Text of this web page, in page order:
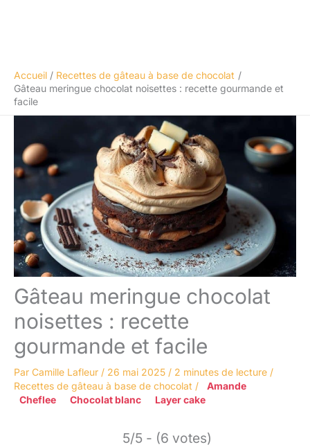
Accueil
Recettes de gâteau à base de chocolat
Gâteau meringue chocolat noisettes : recette gourmande et
facile
Gâteau meringue chocolat
noisettes : recette
gourmande et facile
Par Camille Lafleur / 26 mai 2025 / 2 minutes de lecture /
Recettes de gâteau à base de chocolat /
Amande
Cheflee
Chocolat blanc Layer cake
5/5 - (6 votes)